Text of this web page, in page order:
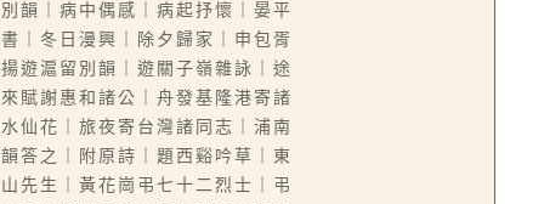
韻｜病中偶感｜病起抒懷｜晏平
｜冬日漫興｜除夕歸家｜申包胥
遊滬留別韻｜遊關子嶺雜詠｜途
賦謝惠和諸公｜舟發基隆港寄諸
仙花｜旅夜寄台灣諸同志｜浦南
答之｜附原詩｜題西谿吟草｜東
先生｜黃花崗弔七十二烈士｜弔